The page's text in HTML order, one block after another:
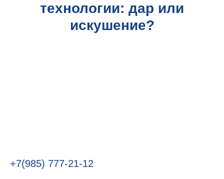
технологии: дар или
искушение?
+7(985) 777-21-12